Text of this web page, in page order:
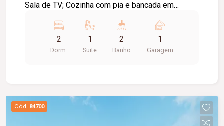
Sala de TV; Cozinha com pia e bancada em
descoberta; O condomínio oferece: Elevador;
Bicicletário; Brinquedoteca; Espaço gourmet;
Salão de jogos; Diferenciais: Apartamento novo,
2
Dorm.
1
Suite
2
Banho
1
Garagem
Cód. 84700